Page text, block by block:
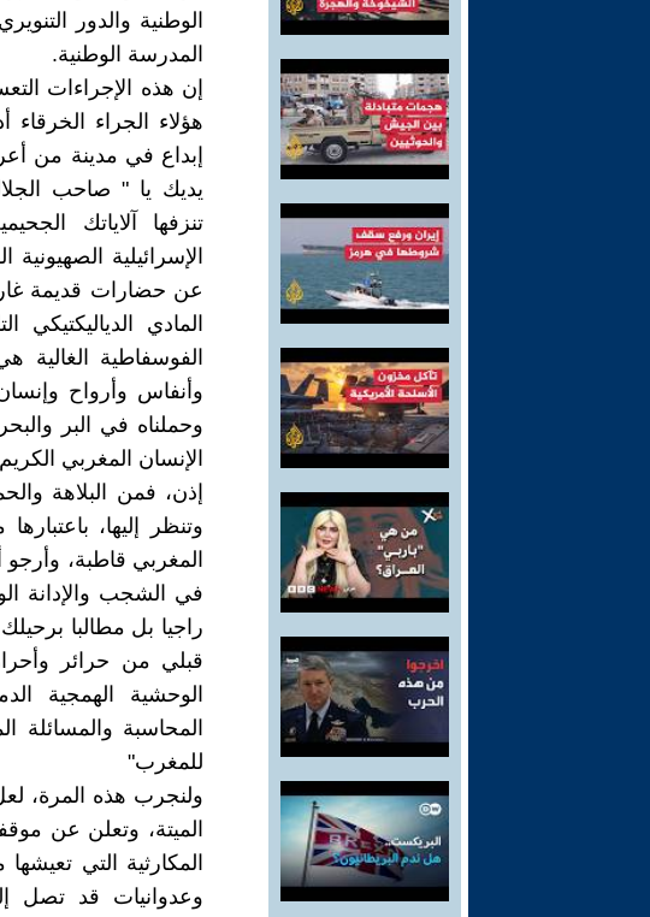
الوطنية والدور
المدرسة الوطنية.
إن هذه الإجراءات
هؤلاء الجراء
إبداع في مدينة من
يديك يا " صاحب
تنزفها آلاياتك
الإسرائيلية
عن حضارات قديمة
المادي
الفوسفاطية
وأنفاس وأرواح
وحملناه في البر
الإنسان المغربي
إذن، فمن البلاهة
وتنظر إليها،
المغربي قاطبة،
في الشجب والإدانة
راجيا بل مطالبا
قبلي من حرائر
الوحشية الهمجية
المحاسبة
للمغرب"
ولنجرب هذه المرة،
الميتة، وتعلن عن
المكارثية التي
وعدوانيات قد تصل